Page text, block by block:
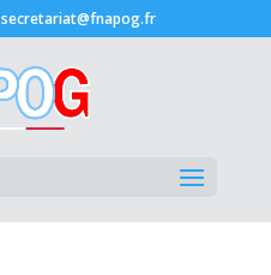
secretariat@fnapog.fr